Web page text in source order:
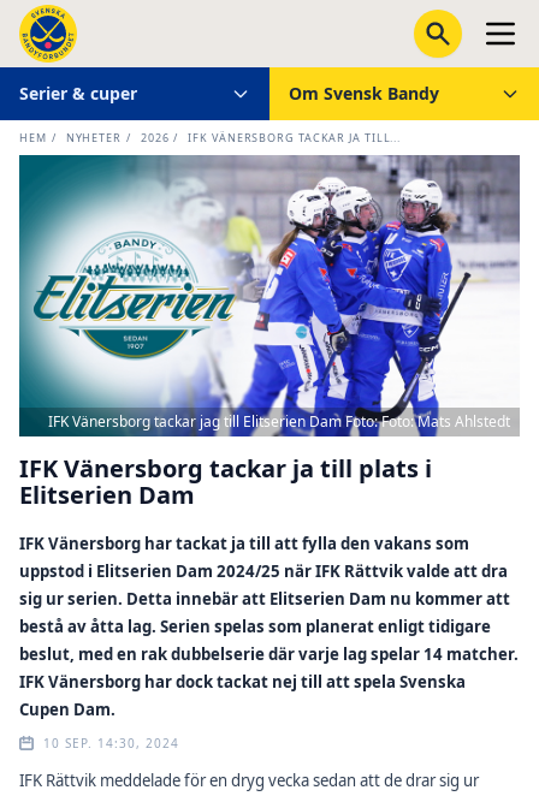
Serier & cuper Om Svensk Bandy
HEM / NYHETER / 2026 / IFK VÄNERSBORG TACKAR JA TILL...
IFK Vänersborg tackar jag till Elitserien Dam Foto: Foto: Mats Ahlstedt
IFK Vänersborg tackar ja till plats i
Elitserien Dam
IFK Vänersborg har tackat ja till att fylla den vakans som
uppstod i Elitserien Dam 2024/25 när IFK Rättvik valde att dra
sig ur serien. Detta innebär att Elitserien Dam nu kommer att
bestå av åtta lag. Serien spelas som planerat enligt tidigare
beslut, med en rak dubbelserie där varje lag spelar 14 matcher.
IFK Vänersborg har dock tackat nej till att spela Svenska
Cupen Dam.
10 SEP. 14:30, 2024
IFK Rättvik meddelade för en dryg vecka sedan att de drar sig ur